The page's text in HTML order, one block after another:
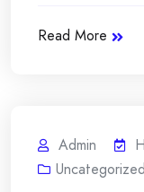
Read More
Admin
Uncategorized